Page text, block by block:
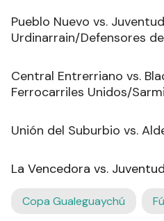
Pueblo Nuevo vs. Juventud
Urdinarrain/Defensores
Central Entrerriano vs.
Ferrocarriles Unidos/
Unión del Suburbio vs.
La Vencedora vs.
Copa Gualeguaychú